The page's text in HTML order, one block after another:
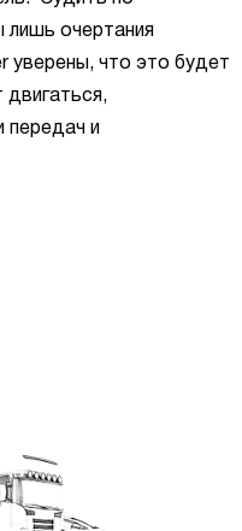
очертания
уверены, что это будет
передач и